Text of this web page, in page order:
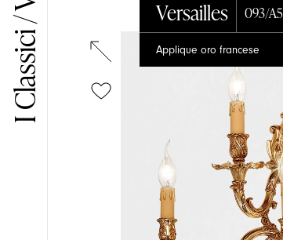
Cerca nel sitoVersailles 093/A5
Applique oro francese